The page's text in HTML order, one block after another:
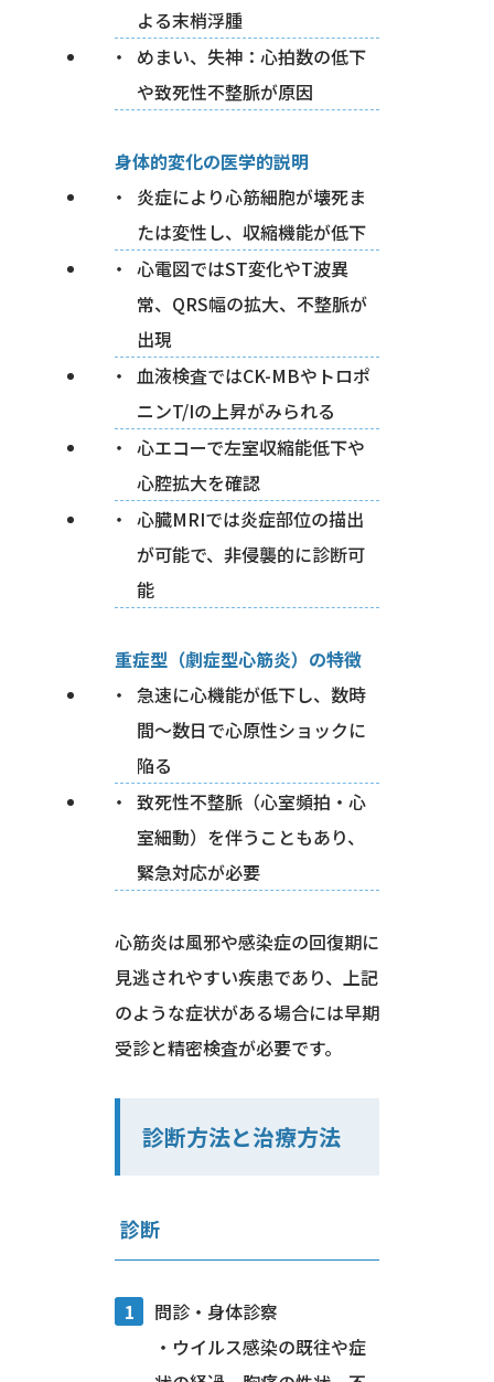
よる末梢浮腫
めまい、失神：心拍数の低下
や致死性不整脈が原因
身体的変化の医学的説明
炎症により心筋細胞が壊死ま
たは変性し、収縮機能が低下
心電図ではST変化やT波異
常、QRS幅の拡大、不整脈が
出現
血液検査ではCK-MBやトロポ
ニンT/Iの上昇がみられる
心エコーで左室収縮能低下や
心腔拡大を確認
心臓MRIでは炎症部位の描出
が可能で、非侵襲的に診断可
能
重症型（劇症型心筋炎）の特徴
急速に心機能が低下し、数時
間〜数日で心原性ショックに
陥る
致死性不整脈（心室頻拍・心
室細動）を伴うこともあり、
緊急対応が必要
心筋炎は風邪や感染症の回復期に
見逃されやすい疾患であり、上記
のような症状がある場合には早期
受診と精密検査が必要です。
診断方法と治療方法
診断
問診・身体診察
・ウイルス感染の既往や症